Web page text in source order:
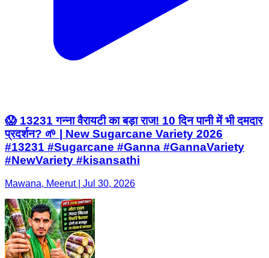
😱 13231 गन्ना वैरायटी का बड़ा राज! 10 दिन पानी में भी दमदार
प्रदर्शन? 🌱 | New Sugarcane Variety 2026
#13231 #Sugarcane #Ganna #GannaVariety
#NewVariety #kisansathi
Mawana, Meerut | Jul 30, 2026